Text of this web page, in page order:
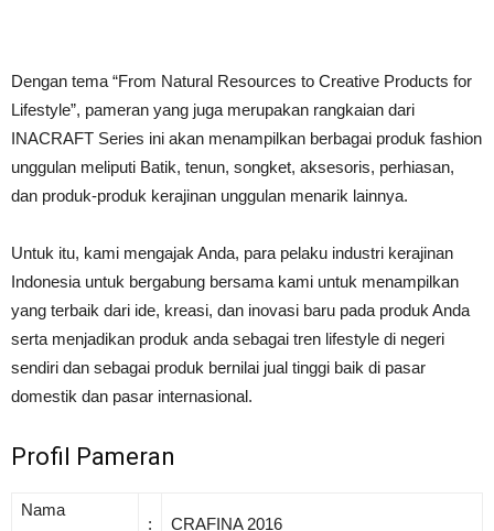
Dengan tema “From Natural Resources to Creative Products for
Lifestyle”, pameran yang juga merupakan rangkaian dari
INACRAFT Series ini akan menampilkan berbagai produk fashion
unggulan meliputi Batik, tenun, songket, aksesoris, perhiasan,
dan produk-produk kerajinan unggulan menarik lainnya.
Untuk itu, kami mengajak Anda, para pelaku industri kerajinan
Indonesia untuk bergabung bersama kami untuk menampilkan
yang terbaik dari ide, kreasi, dan inovasi baru pada produk Anda
serta menjadikan produk anda sebagai tren lifestyle di negeri
sendiri dan sebagai produk bernilai jual tinggi baik di pasar
domestik dan pasar internasional.
Profil Pameran
Nama
: CRAFINA 2016